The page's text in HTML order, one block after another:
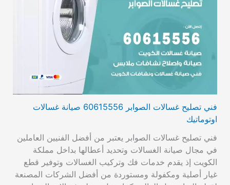
فني تصليح غسالات الصوابر 60615556 صيانة غسالات
اوتوماتيك
فني تصليح غسالات الصوابر يعتبر من أفضل الفنيين العاملين
في مجال صيانة الغسالات وتحديد أعطالها بداخل مملكة
الكويت إذ يقدم خدمات فك وتركيب الغسالات وتوفير قطع
غيار أصلية ومكفولة ومستوردة من أفضل الشركات المصنعة